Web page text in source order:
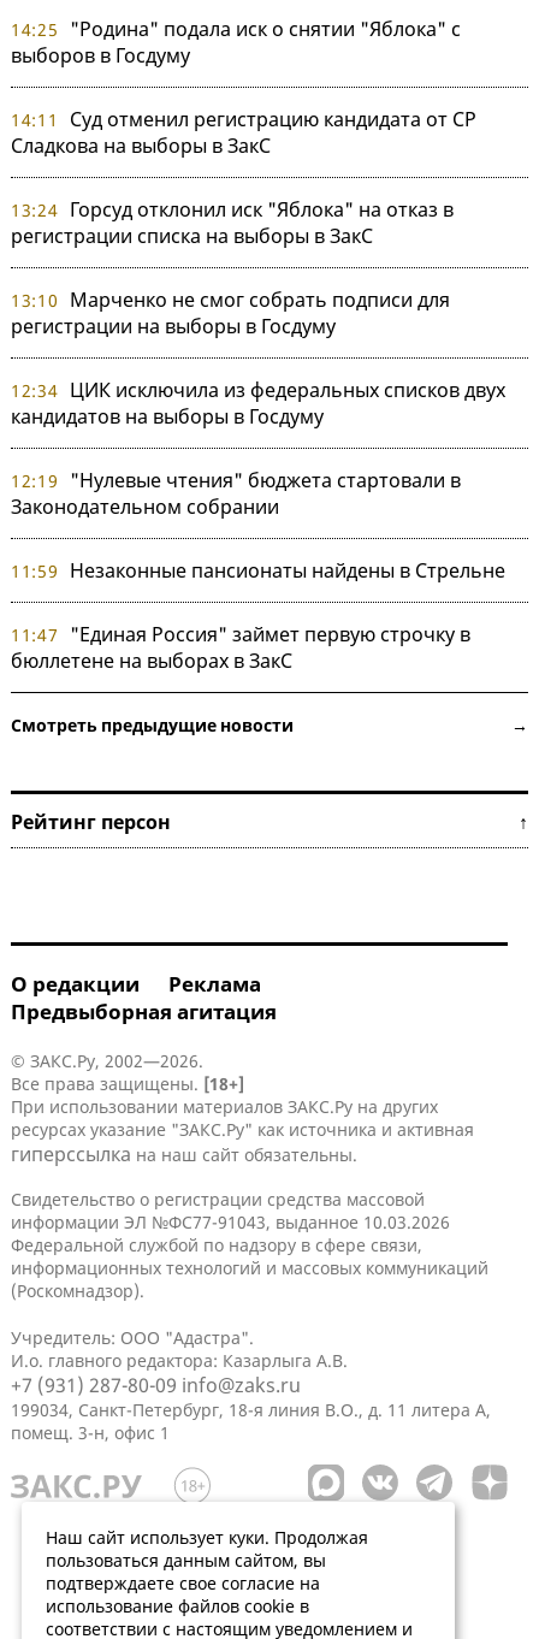
14:25
"Родина" подала иск о снятии "Яблока" с
выборов в Госдуму
14:11
Суд отменил регистрацию кандидата от СР
Сладкова на выборы в ЗакС
13:24 Горсуд отклонил иск "Яблока" на отказ в
регистрации списка на выборы в ЗакС
13:10
Марченко не смог собрать подписи для
регистрации на выборы в Госдуму
12:34 ЦИК исключила из федеральных списков двух
кандидатов на выборы в Госдуму
12:19
"Нулевые чтения" бюджета стартовали в
Законодательном собрании
11:59 Незаконные пансионаты найдены в Стрельне
11:47
"Единая Россия" займет первую строчку в
бюллетене на выборах в ЗакС
Смотреть предыдущие новости →
Рейтинг персон ↑
О редакции
Реклама
Предвыборная агитация
© ЗАКС.Ру, 2002—2026.
Все права защищены. [18+]
При использовании материалов ЗАКС.Ру на других
ресурсах указание "ЗАКС.Ру" как источника и активная
гиперссылка на наш сайт обязательны.
Свидетельство о регистрации средства массовой
информации ЭЛ №ФС77-91043, выданное 10.03.2026
Федеральной службой по надзору в сфере связи,
информационных технологий и массовых коммуникаций
(Роскомнадзор).
Учредитель: ООО "Адастра".
И.о. главного редактора: Казарлыга А.В.
+7 (931) 287-80-09 info@zaks.ru
199034, Санкт-Петербург, 18-я линия В.О., д. 11 литера А,
помещ. 3-н, офис 1
Наш сайт использует куки. Продолжая
пользоваться данным сайтом, вы
подтверждаете свое согласие на
использование файлов cookie в
соответствии с настоящим уведомлением и